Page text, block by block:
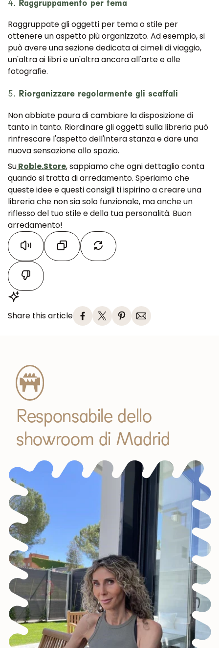
4. Raggruppamento per tema
Raggruppate gli oggetti per tema o stile per
ottenere un aspetto più organizzato. Ad esempio, si
può avere una sezione dedicata ai cimeli di viaggio,
un'altra ai libri e un'altra ancora all'arte e alle
fotografie.
5. Riorganizzare regolarmente gli scaffali
Non abbiate paura di cambiare la disposizione di
tanto in tanto. Riordinare gli oggetti sulla libreria può
rinfrescare l'aspetto dell'intera stanza e dare una
nuova sensazione allo spazio.
SuRoble.Store, sappiamo che ogni dettaglio conta
quando si tratta di arredamento. Speriamo che
queste idee e questi consigli ti ispirino a creare una
libreria che non sia solo funzionale, ma anche un
riflesso del tuo stile e della tua personalità. Buon
arredamento!
Share this article
Responsabile dello
showroom di Madrid
UNISCITI ALLA NOSTRA
COMMUNITY
Ottieni uno sconto del 5%.
Novità e vantaggi riservati agli iscritti.
Iscrivermi